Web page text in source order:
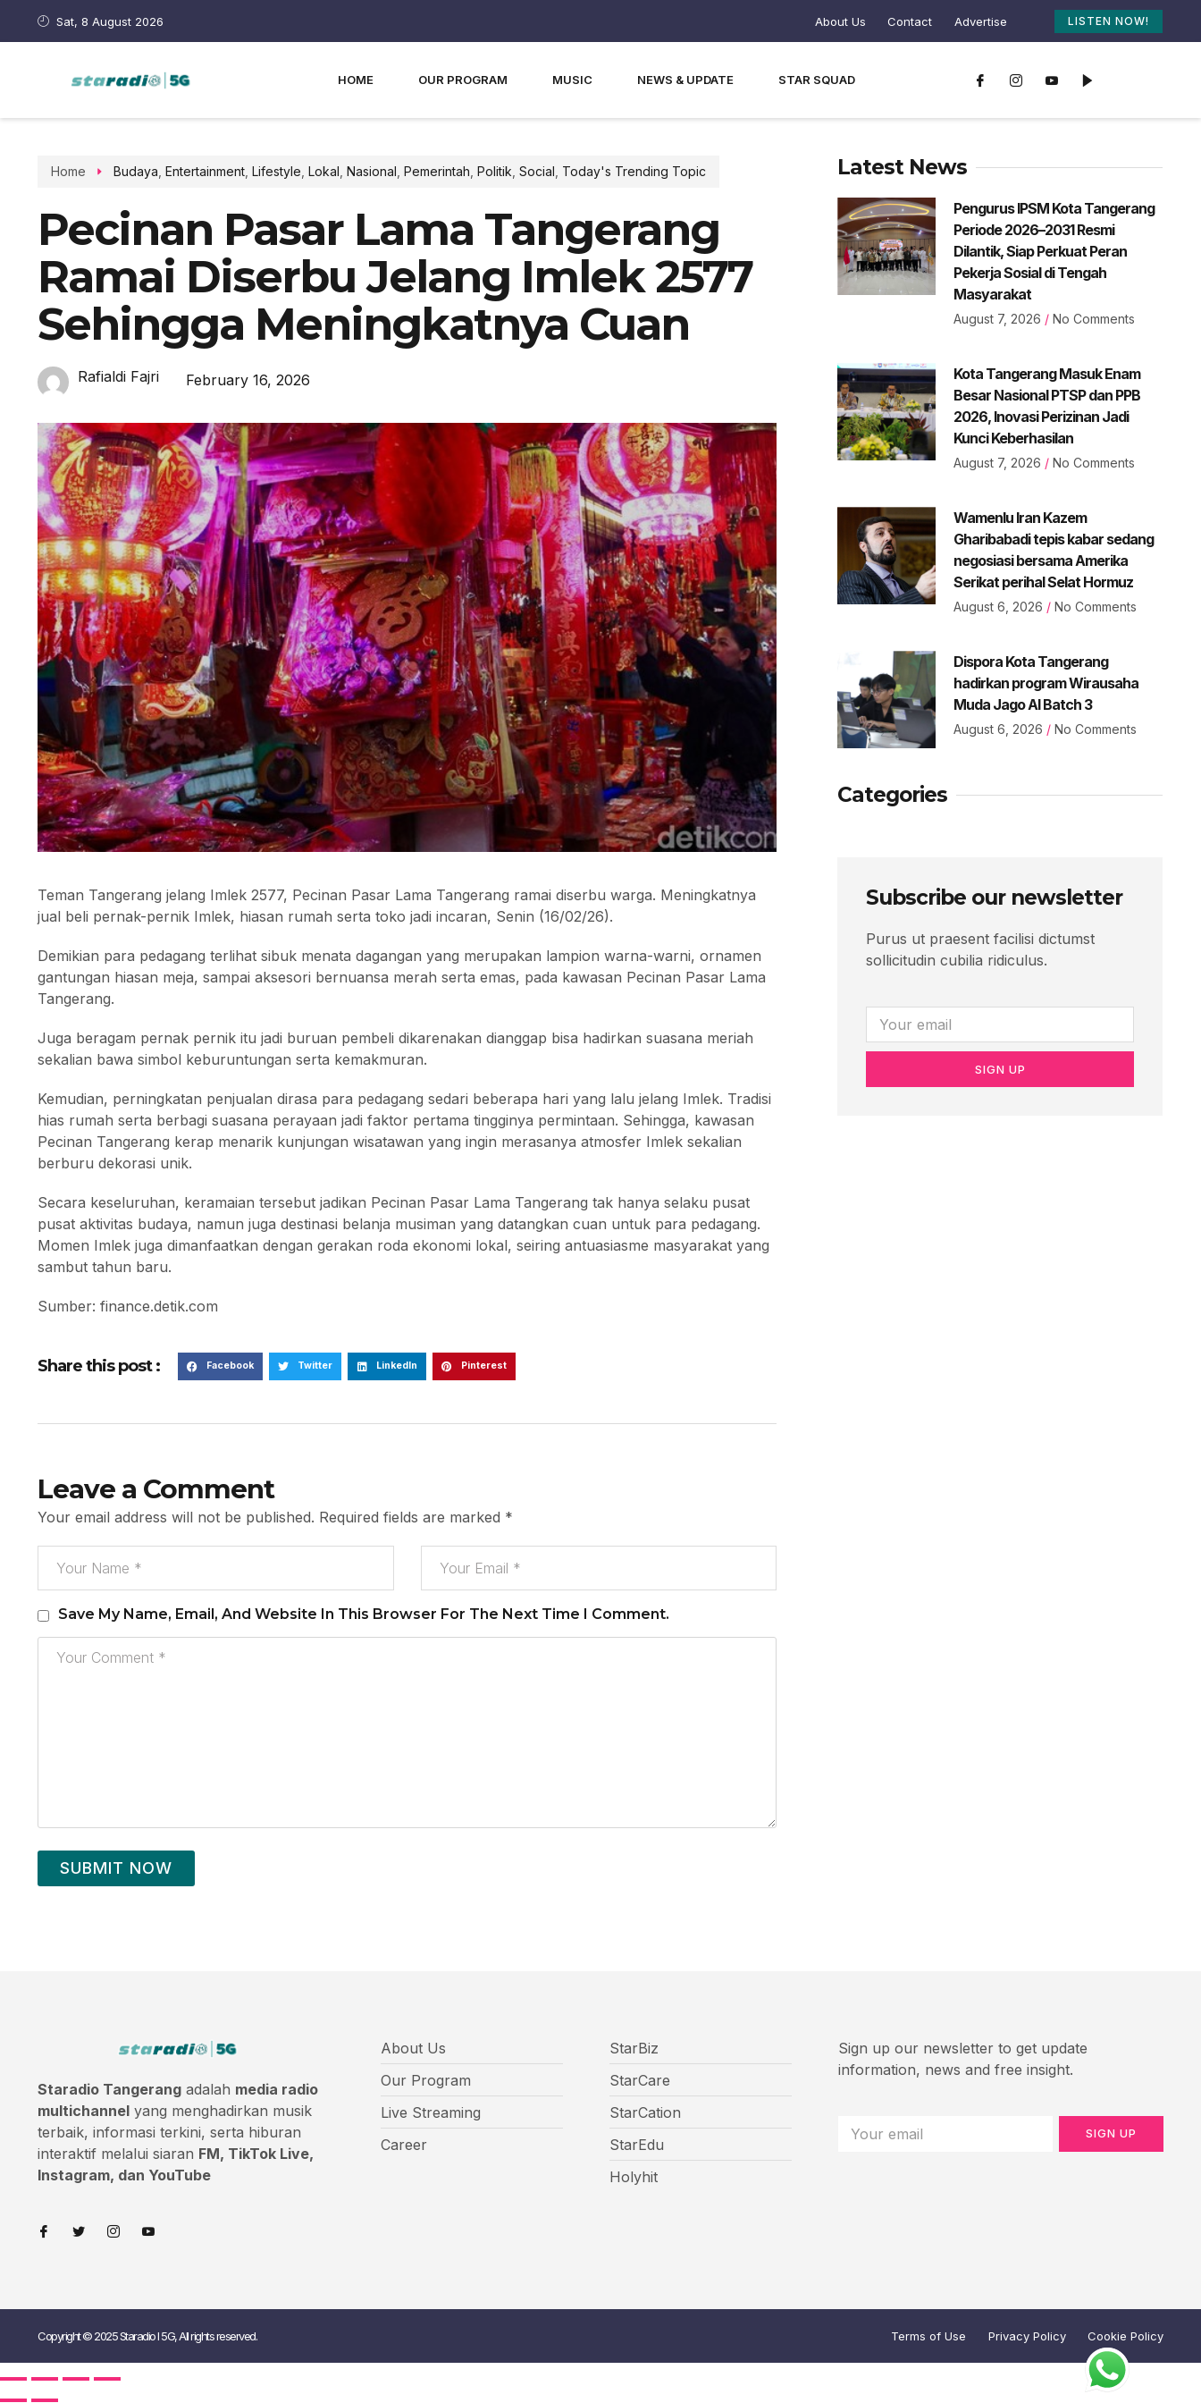
Sat, 8 August 2026 About Us Contact Advertise LISTEN NOW!
HOME OUR PROGRAM MUSIC NEWS & UPDATE STAR SQUAD
Home Budaya Entertainment, Lifestyle Lokal Nasional Pemerintah Politik Social Today's Trending Topic
Pecinan Pasar Lama Tangerang
Ramai Diserbu Jelang Imlek 2577
Sehingga Meningkatnya Cuan
Rafialdi Fajri February 16, 2026
Teman Tangerang jelang Imlek 2577, Pecinan Pasar Lama Tangerang ramai diserbu warga. Meningkatnya
jual beli pernak-pernik Imlek, hiasan rumah serta toko jadi incaran, Senin (16/02/26).
Demikian para pedagang terlihat sibuk menata dagangan yang merupakan lampion warna-warni, ornamen
gantungan hiasan meja, sampai aksesori bernuansa merah serta emas, pada kawasan Pecinan Pasar Lama
Tangerang.
Juga beragam pernak pernik itu jadi buruan pembeli dikarenakan dianggap bisa hadirkan suasana meriah
sekalian bawa simbol keburuntungan serta kemakmuran.
Kemudian, perningkatan penjualan dirasa para pedagang sedari beberapa hari yang lalu jelang Imlek. Tradisi
hias rumah serta berbagi suasana perayaan jadi faktor pertama tingginya permintaan. Sehingga, kawasan
Pecinan Tangerang kerap menarik kunjungan wisatawan yang ingin merasanya atmosfer Imlek sekalian
berburu dekorasi unik.
Secara keseluruhan, keramaian tersebut jadikan Pecinan Pasar Lama Tangerang tak hanya selaku pusat
pusat aktivitas budaya, namun juga destinasi belanja musiman yang datangkan cuan untuk para pedagang.
Momen Imlek juga dimanfaatkan dengan gerakan roda ekonomi lokal, seiring antuasiasme masyarakat yang
sambut tahun baru.
Sumber: finance.detik.com
Share this post : Facebook Twitter LinkedIn Pinterest
Leave a Comment
Your email address will not be published. Required fields are marked *
Save My Name, Email, And Website In This Browser For The Next Time I Comment.
SUBMIT NOW
Latest News
Pengurus IPSM Kota Tangerang
Periode 2026–2031 Resmi
Dilantik, Siap Perkuat Peran
Pekerja Sosial di Tengah
Masyarakat
August 7, 2026 No Comments
Kota Tangerang Masuk Enam
Besar Nasional PTSP dan PPB
2026, Inovasi Perizinan Jadi
Kunci Keberhasilan
August 7, 2026 No Comments
Wamenlu Iran Kazem
Gharibabadi tepis kabar sedang
negosiasi bersama Amerika
Serikat perihal Selat Hormuz
August 6, 2026 No Comments
Dispora Kota Tangerang
hadirkan program Wirausaha
Muda Jago AI Batch 3
August 6, 2026 No Comments
Categories
Subscribe our newsletter
Purus ut praesent facilisi dictumst
sollicitudin cubilia ridiculus.
SIGN UP
Staradio Tangerang adalah media radio
multichannel yang menghadirkan musik
terbaik, informasi terkini, serta hiburan
interaktif melalui siaran FM, TikTok Live,
Instagram, dan YouTube
About Us
Our Program
Live Streaming
Career
StarBiz
StarCare
StarCation
StarEdu
Holyhit
Sign up our newsletter to get update
information, news and free insight.
SIGN UP
Copyright © 2025 Staradio I 5G, All rights reserved. Terms of Use Privacy Policy Cookie Policy